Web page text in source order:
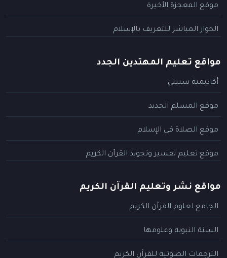
موقع المعجزة الأخيرة
الحوار المباشر للتعريف بالإسلام
مواقع تعليم المهتدين الجدد
أكاديمية سبيلي
موقع المسلم الجديد
موقع الصلاة في الإسلام
موقع تعليم تفسير وتجويد القرآن الكريم
مواقع نشر وتعليم القرآن الكريم
الجامع لعلوم القرآن الكريم
السنة النبوية وعلومها
الترجمات الصوتية للقرآن الكريم